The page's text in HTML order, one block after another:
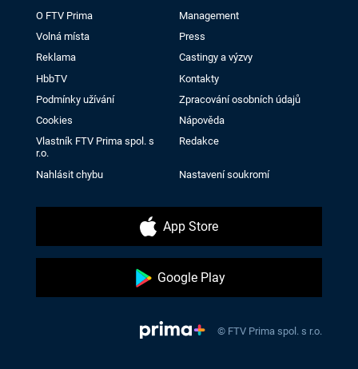
O FTV Prima
Management
Volná místa
Press
Reklama
Castingy a výzvy
HbbTV
Kontakty
Podmínky užívání
Zpracování osobních údajů
Cookies
Nápověda
Vlastník FTV Prima spol. s
r.o.
Redakce
Nahlásit chybu Nastavení soukromí
App Store
Google Play
© FTV Prima spol. s r.o.